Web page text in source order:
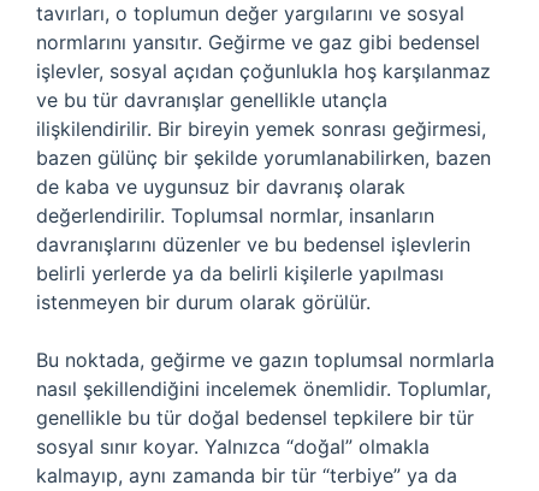
tavırları, o toplumun değer yargılarını ve sosyal
normlarını yansıtır. Geğirme ve gaz gibi bedensel
işlevler, sosyal açıdan çoğunlukla hoş karşılanmaz
ve bu tür davranışlar genellikle utançla
ilişkilendirilir. Bir bireyin yemek sonrası geğirmesi,
bazen gülünç bir şekilde yorumlanabilirken, bazen
de kaba ve uygunsuz bir davranış olarak
değerlendirilir. Toplumsal normlar, insanların
davranışlarını düzenler ve bu bedensel işlevlerin
belirli yerlerde ya da belirli kişilerle yapılması
istenmeyen bir durum olarak görülür.
Bu noktada, geğirme ve gazın toplumsal normlarla
nasıl şekillendiğini incelemek önemlidir. Toplumlar,
genellikle bu tür doğal bedensel tepkilere bir tür
sosyal sınır koyar. Yalnızca “doğal” olmakla
kalmayıp, aynı zamanda bir tür “terbiye” ya da